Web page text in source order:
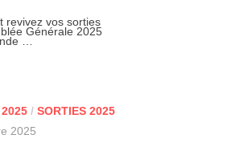
revivez vos sorties
Générale 2025
…
/ SORTIES 2025
2025